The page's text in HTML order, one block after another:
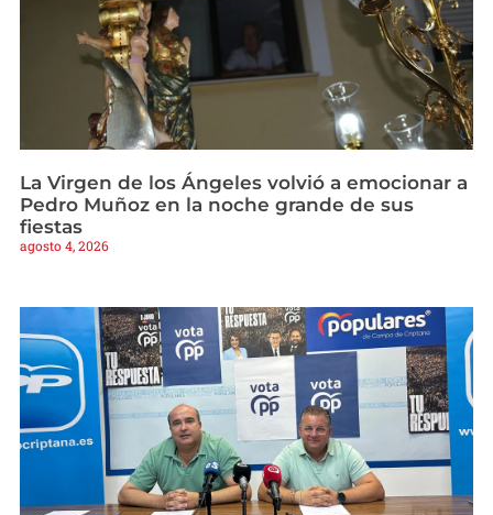
La Virgen de los Ángeles volvió a emocionar a
Pedro Muñoz en la noche grande de sus
fiestas
agosto 4, 2026